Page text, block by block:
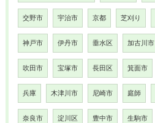
交野市 宇治市 京都 芝刈り
神戸市 伊丹市 垂水区 加古川市
吹田市 宝塚市 長田区 箕面市
兵庫 木津川市 尼崎市 庭師
奈良市 淀川区 豊中市 生駒市